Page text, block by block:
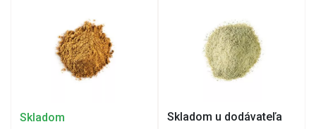
Skladom Skladom u dodávateľa